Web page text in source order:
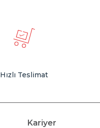
Hızlı Teslimat
Kariyer